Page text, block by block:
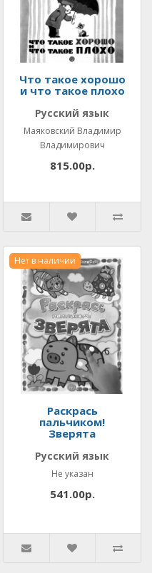
Что такое хорошо
и что такое плохо
Русский язык
Маяковский Владимир
Владимирович
815.00р.
Нет в наличии
Раскрась
пальчиком!
Зверята
Русский язык
Не указан
541.00р.